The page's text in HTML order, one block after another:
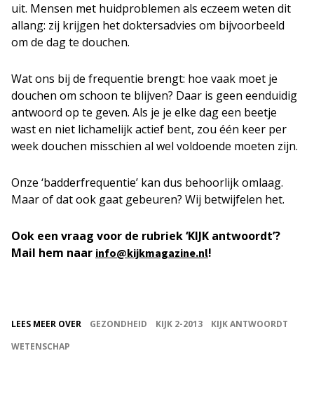
uit. Mensen met huidproblemen als eczeem weten dit
allang: zij krijgen het doktersadvies om bijvoorbeeld
om de dag te douchen.
Wat ons bij de frequentie brengt: hoe vaak moet je
douchen om schoon te blijven? Daar is geen eenduidig
antwoord op te geven. Als je je elke dag een beetje
wast en niet lichamelijk actief bent, zou één keer per
week douchen misschien al wel voldoende moeten zijn.
Onze ‘badderfrequentie’ kan dus behoorlijk omlaag.
Maar of dat ook gaat gebeuren? Wij betwijfelen het.
Ook een vraag voor de rubriek ‘KIJK antwoordt’?
Mail hem naar info@kijkmagazine.nl!
LEES MEER OVER GEZONDHEID KIJK 2-2013
KIJK ANTWOORDT
WETENSCHAP